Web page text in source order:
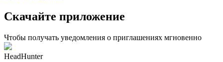
Скачайте приложение
Чтобы получать уведомления о приглашениях мгновенно
HeadHunter